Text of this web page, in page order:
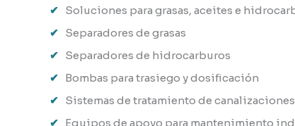
Soluciones para grasas, aceites e
Separadores de grasas
Separadores de hidrocarburos
Bombas para trasiego y dosificación
Sistemas de tratamiento de canalizaciones
Equipos de apoyo para mantenimiento